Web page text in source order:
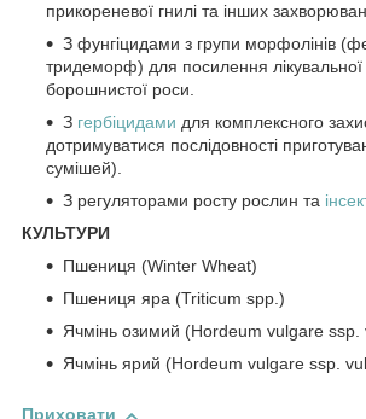
прикореневої гнилі та інших
З фунгіцидами з групи морфолінів
тридеморф) для посилення лікувальної
борошнистої роси.
З гербіцидами для комплексного
дотримуватися послідовності
сумішей).
З регуляторами росту рослин та
КУЛЬТУРИ
Пшениця (Winter Wheat)
Пшениця яра (Triticum spp.)
Ячмінь озимий (Hordeum vulgare ssp.
Ячмінь ярий (Hordeum vulgare ssp.
Приховати